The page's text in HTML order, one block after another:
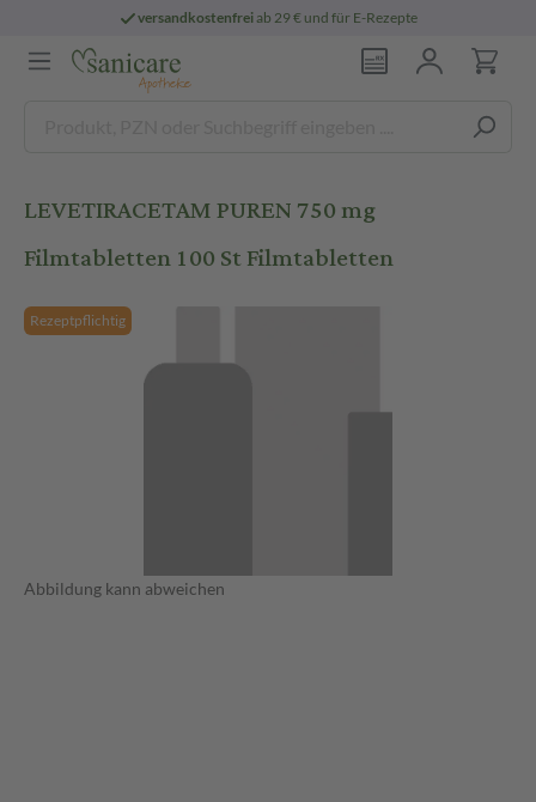
versandkostenfreiab 29 € und für E-Rezepte
LEVETIRACETAM PUREN 750 mg
Filmtabletten 100 St Filmtabletten
Rezeptpflichtig
Abbildung kann abweichen